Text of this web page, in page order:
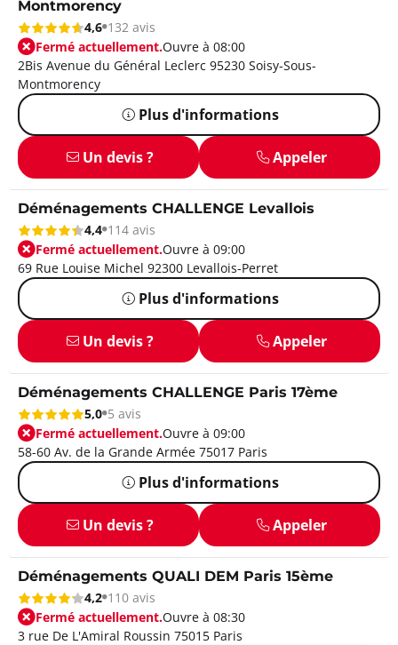
Montmorency
4,6 132 avis
Fermé actuellement.Ouvre à 08:00
2Bis Avenue du Général Leclerc 95230 Soisy-Sous-
Montmorency
Plus d'informations
Un devis ? Appeler
Déménagements CHALLENGE Levallois
4,4 114 avis
Fermé actuellement.Ouvre à 09:00
69 Rue Louise Michel 92300 Levallois-Perret
Plus d'informations
Un devis ? Appeler
Déménagements CHALLENGE Paris 17ème
5,0 5 avis
Fermé actuellement.Ouvre à 09:00
58-60 Av. de la Grande Armée 75017 Paris
Plus d'informations
Un devis ? Appeler
Déménagements QUALI DEM Paris 15ème
4,2 110 avis
Fermé actuellement.Ouvre à 08:30
3 rue De L'Amiral Roussin 75015 Paris